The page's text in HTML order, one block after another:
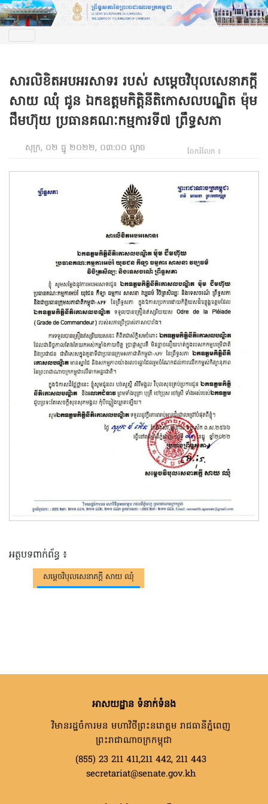
សារលិខិតអបអរសាទរ របស់ សម្តេចវិបុលសេនាភក្តី
សាយ ឈុំ ជូន ឯកឧត្តមកិត្តិនីតិកោសលបណ្ឌិត ម៉ុម
ជឹមហ៊ុយ ប្រធានគណៈកម្មការទី៧ ព្រឹទ្ធសភា
សុក្រ, ០២ ធ្នូ ២០២២, ០៣:០០ ល្ងាច ចែករំលែក ៖
អត្ថបទពាក់ព័ន្ធ ៖
សម្តេចវិបុលសេនាភក្តី សាយ ឈុំ
អាសយដ្ឋាន ទំនាក់ទំនង
វិមានរដ្ឋចំការមន មហាវិថីព្រះនរោត្តម រាជធានីភ្នំពេញ
ព្រះរាជាណាចក្រកម្ពុជា
(855) 23 211 411,211 442, 211 443
secretariat@senate.gov.kh